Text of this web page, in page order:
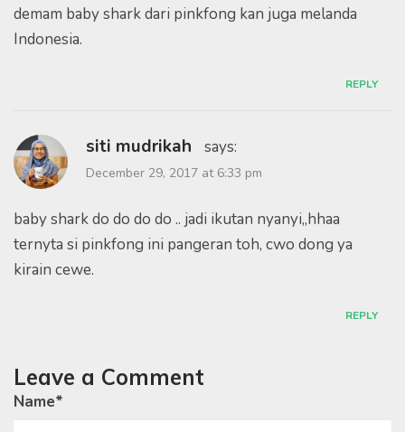
demam baby shark dari pinkfong kan juga melanda
Indonesia.
REPLY
siti mudrikah says:
December 29, 2017 at 6:33 pm
baby shark do do do do .. jadi ikutan nyanyi,,hhaa
ternyta si pinkfong ini pangeran toh, cwo dong ya
kirain cewe.
REPLY
Leave a Comment
Name*